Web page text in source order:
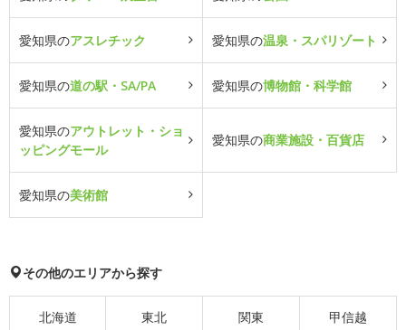
愛知県のアスレチック 愛知県の温泉・スパリゾート
愛知県の道の駅・SA/PA 愛知県の博物館・科学館
愛知県のアウトレット・ショ
ッピングモール
愛知県の商業施設・百貨店
愛知県の美術館
その他のエリアから探す
北海道 東北 関東 甲信越